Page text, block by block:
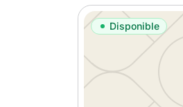
Colocation Coliving
Disponible